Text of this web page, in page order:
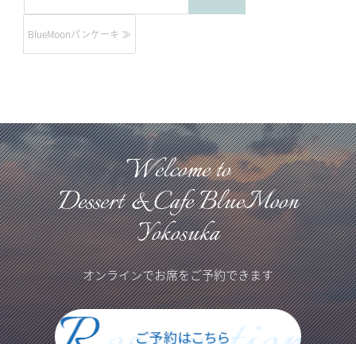
BlueMoonパンケーキ ≫
Welcome to
Dessert & Cafe BlueMoon
Yokosuka
オンラインでお席をご予約できます